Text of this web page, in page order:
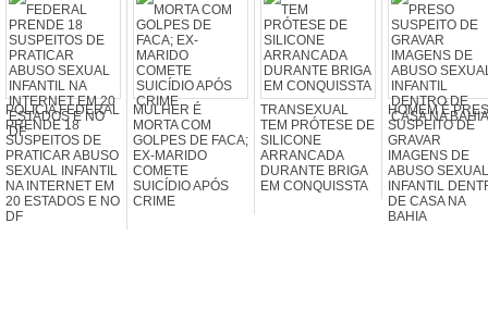
POLICIA FEDERAL
PRENDE 18
SUSPEITOS DE
PRATICAR ABUSO
SEXUAL INFANTIL
NA INTERNET EM
20 ESTADOS E NO
DF
MULHER É
MORTA COM
GOLPES DE FACA;
EX-MARIDO
COMETE
SUICÍDIO APÓS
CRIME
TRANSEXUAL
TEM PRÓTESE DE
SILICONE
ARRANCADA
DURANTE BRIGA
EM CONQUISSTA
HOMEM É
SUSPEITO DE
GRAVAR
IMAGENS DE
ABUSO SEXUAL
INFANTIL
DE CASA NA
BAHIA